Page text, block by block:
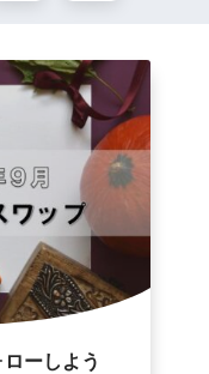
ーしよう